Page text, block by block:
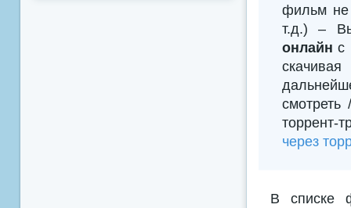
фильм не
т.д.) –
онлайн с
торрент-
через
В списке